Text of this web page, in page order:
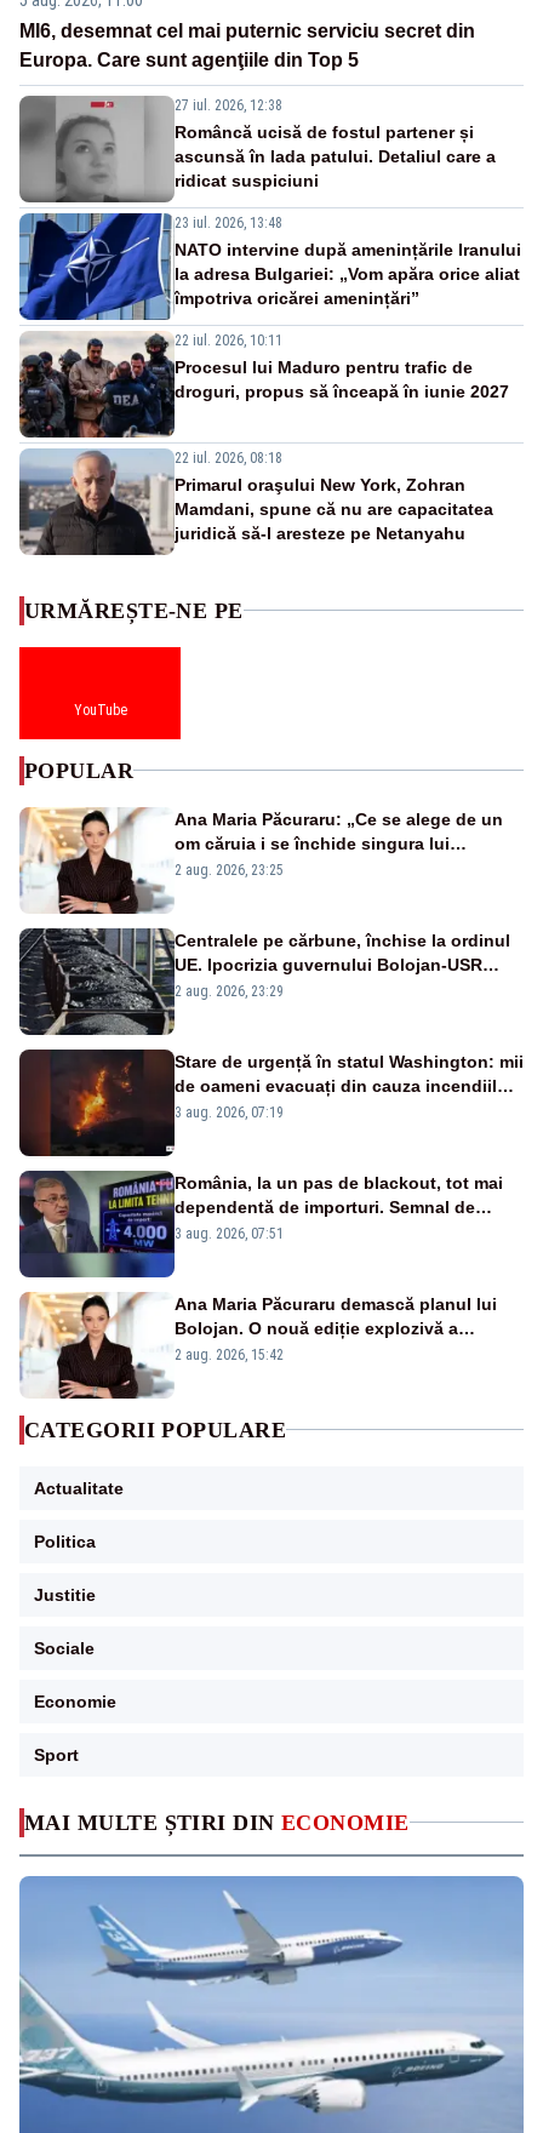
MI6, desemnat cel mai puternic serviciu secret din
Europa. Care sunt agenţiile din Top 5
27 iul. 2026, 12:38
Româncă ucisă de fostul partener și
ascunsă în lada patului. Detaliul care a
ridicat suspiciuni
23 iul. 2026, 13:48
NATO intervine după amenințările Iranului
la adresa Bulgariei: „Vom apăra orice aliat
împotriva oricărei amenințări”
22 iul. 2026, 10:11
Procesul lui Maduro pentru trafic de
droguri, propus să înceapă în iunie 2027
22 iul. 2026, 08:18
Primarul oraşului New York, Zohran
Mamdani, spune că nu are capacitatea
juridică să-l aresteze pe Netanyahu
MAI MULTE ȘTIRI DIN ECONOMIE
URMĂREȘTE-NE PE
YouTube
POPULAR
Ana Maria Păcuraru: „Ce se alege de un
om căruia i se închide singura lui
portiță?”
2 aug. 2026, 23:25
Centralele pe cărbune, închise la ordinul
UE. Ipocrizia guvernului Bolojan-USR
după starea de alertă
2 aug. 2026, 23:29
Stare de urgență în statul Washington: mii
de oameni evacuați din cauza incendiilor
puternice de vegetație
3 aug. 2026, 07:19
România, la un pas de blackout, tot mai
dependentă de importuri. Semnal de
alarmă tras de un expert în energie
3 aug. 2026, 07:51
Ana Maria Păcuraru demască planul lui
Bolojan. O nouă ediție explozivă a
emisiunii „Miza Zilei” la Realitatea PLUS
2 aug. 2026, 15:42
CATEGORII POPULARE
Actualitate
Politica
Justitie
Sociale
Economie
Sport